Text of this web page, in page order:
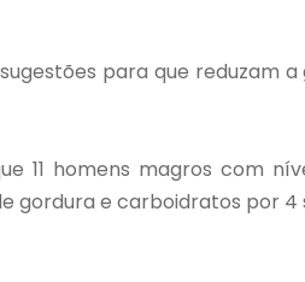
para que reduzam a
11 homens magros com
gordura e carboidratos por 4